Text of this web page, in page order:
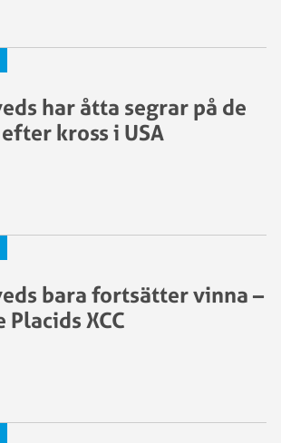
har åtta segrar på de
kross i USA
bara fortsätter vinna –
Placids XCC